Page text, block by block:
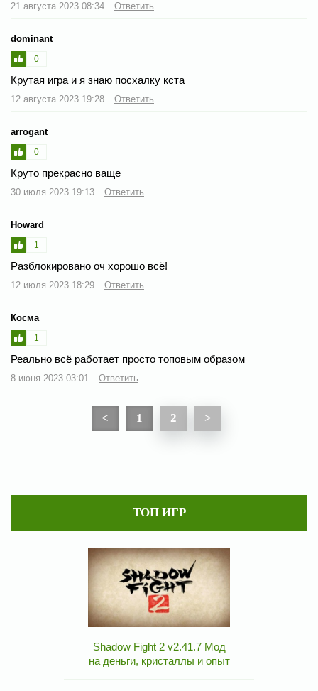
21 августа 2023 08:34 Ответить
dominant
0
Крутая игра и я знаю посхалку кста
12 августа 2023 19:28 Ответить
arrogant
0
Круто прекрасно ваще
30 июля 2023 19:13 Ответить
Howard
1
Разблокировано оч хорошо всё!
12 июля 2023 18:29 Ответить
Косма
1
Реально всё работает просто топовым образом
8 июня 2023 03:01 Ответить
< 1 2 >
ТОП ИГР
Shadow Fight 2 v2.41.7 Мод
на деньги, кристаллы и опыт